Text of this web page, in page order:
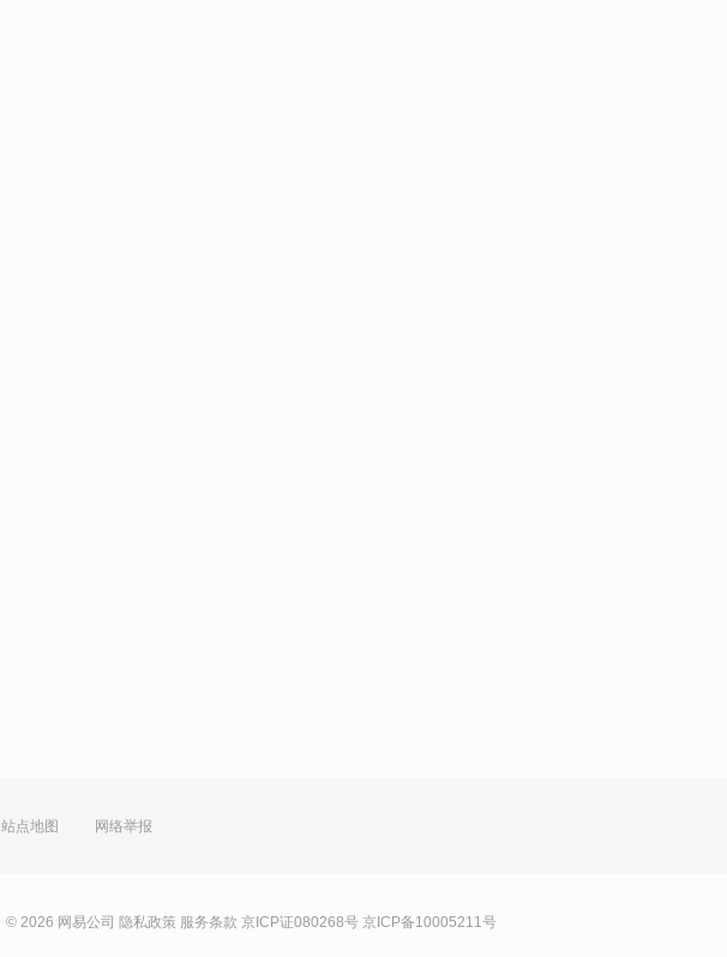
站点地图 网络举报
© 2026 网易公司 隐私政策 服务条款 京ICP证080268号 京ICP备10005211号